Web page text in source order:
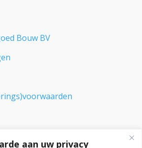
aan uw privacy
Bouw BV